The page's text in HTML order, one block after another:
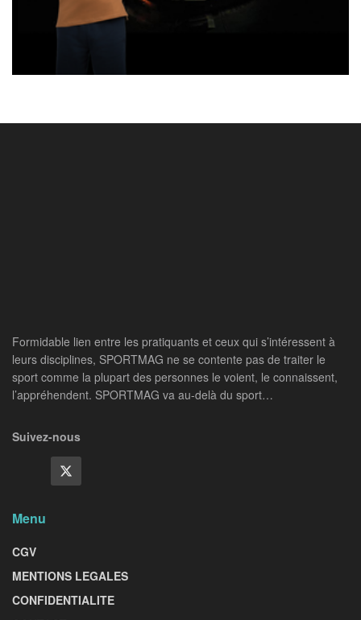
Formidable lien entre les pratiquants et ceux qui s’intéressent à
leurs disciplines, SPORTMAG ne se contente pas de traiter le
sport comme la plupart des personnes le voient, le connaissent,
l’appréhendent. SPORTMAG va au-delà du sport…
Suivez-nous
Menu
CGV
MENTIONS LEGALES
CONFIDENTIALITE